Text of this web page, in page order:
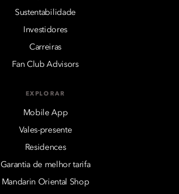
Sustentabilidade
Investidores
Carreiras
Fan Club Advisors
EXPLORAR
Mobile App
Vales-presente
Residences
Garantia de melhor tarifa
Mandarin Oriental Shop